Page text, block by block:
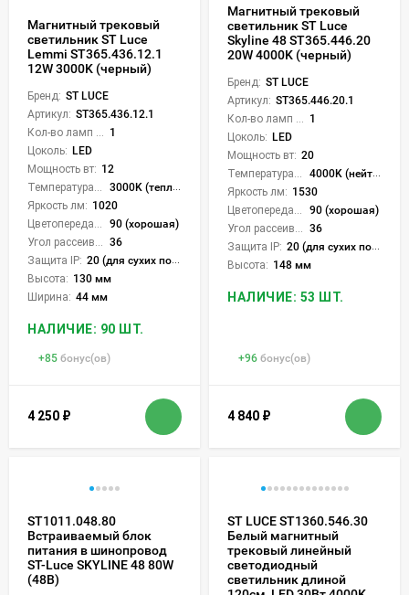
Магнитный трековый
светильник ST Luce
Lemmi ST365.436.12.1
12W 3000K (черный)
Бренд: ST LUCE
Артикул: ST365.436.12.1
1
Цоколь: LED
Мощность вт: 12
3000K (теплый)
Яркость лм: 1020
90 (хорошая)
36
Защита IP: 20 (для сухих пом.)
Высота: 130 мм
Ширина: 44 мм
НАЛИЧИЕ: 90 ШТ.
+85 бонус(ов)
4 250 ₽
Магнитный трековый
светильник ST Luce
Skyline 48 ST365.446.20
20W 4000K (черный)
Бренд: ST LUCE
Артикул: ST365.446.20.1
1
Цоколь: LED
Мощность вт: 20
4000K (нейтральный)
Яркость лм: 1530
90 (хорошая)
36
Защита IP: 20 (для сухих пом.)
Высота: 148 мм
НАЛИЧИЕ: 53 ШТ.
+96 бонус(ов)
4 840 ₽
ST1011.048.80
Встраиваемый блок
питания в шинопровод
ST-Luce SKYLINE 48 80W
(48В)
ST LUCE ST1360.546.30
Белый магнитный
трековый линейный
светодиодный
светильник длиной